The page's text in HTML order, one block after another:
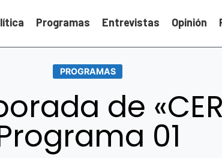
Programas Entrevistas Opinión
PROGRAMAS
de
01